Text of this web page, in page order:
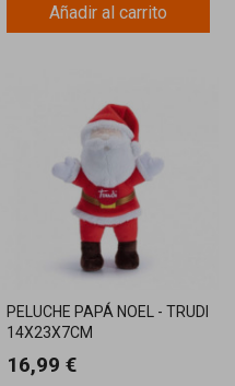
Añadir al carrito
PELUCHE PAPÁ NOEL - TRUDI
14X23X7CM
16,99 €